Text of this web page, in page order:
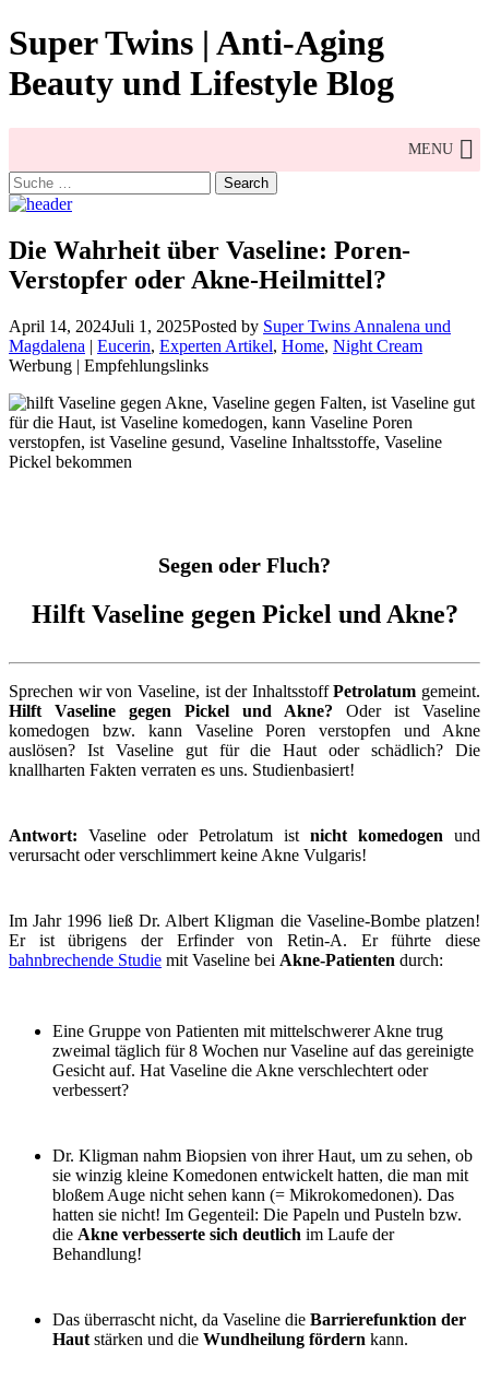
Skip
to
content
Super Twins | Anti-Aging
Beauty und Lifestyle Blog
MENU
Search
for:
Die Wahrheit über Vaseline: Poren-
Verstopfer oder Akne-Heilmittel?
April 14, 2024Juli 1, 2025Posted by Super Twins Annalena und
Magdalena | Eucerin, Experten Artikel, Home, Night Cream
Werbung | Empfehlungslinks
Segen oder Fluch?
Hilft Vaseline gegen Pickel und Akne?
Sprechen wir von Vaseline, ist der InhaltsstoffPetrolatum gemeint.
Hilft Vaseline gegen Pickel und Akne? Oder ist Vaseline
komedogen bzw. kann Vaseline Poren verstopfen und Akne
auslösen? Ist Vaseline gut für die Haut oder schädlich? Die
knallharten Fakten verraten es uns. Studienbasiert!
Antwort: Vaseline oder Petrolatum ist nicht komedogen und
verursacht oder verschlimmert keine Akne Vulgaris!
Im Jahr 1996 ließ Dr. Albert Kligman die Vaseline-Bombe platzen!
Er ist übrigens der Erfinder von Retin-A. Er führte diese
bahnbrechende Studie mit Vaseline bei Akne-Patienten durch:
Eine Gruppe von Patienten mit mittelschwerer Akne trug
zweimal täglich für 8 Wochen nur Vaseline auf das gereinigte
Gesicht auf. Hat Vaseline die Akne verschlechtert oder
verbessert?
Dr. Kligman nahm Biopsien von ihrer Haut, um zu sehen, ob
sie winzig kleine Komedonen entwickelt hatten, die man mit
bloßem Auge nicht sehen kann (= Mikrokomedonen). Das
hatten sie nicht! Im Gegenteil: Die Papeln und Pusteln bzw.
die Akne verbesserte sich deutlich im Laufe der
Behandlung!
Das überrascht nicht, da Vaseline die Barrierefunktion der
Haut stärken und die Wundheilung fördern kann.